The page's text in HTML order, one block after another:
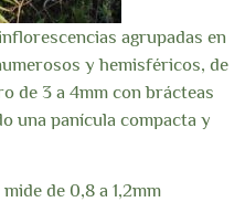
agrupadas en
y hemisféricos, de
de 3 a 4mm con brácteas
una panícula compacta y
de 0,8 a 1,2mm